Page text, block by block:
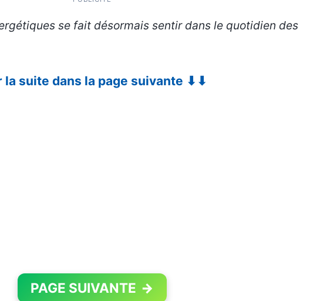
se fait désormais sentir dans le quotidien des
la suite dans la page suivante ⬇⬇
PAGE SUIVANTE →